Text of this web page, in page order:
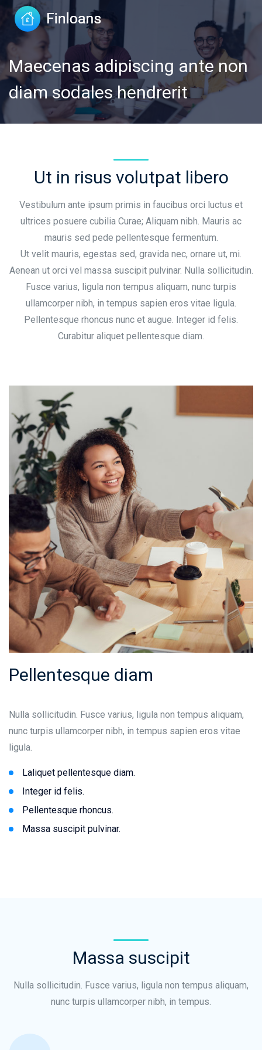
Maecenas adipiscing ante non
diam sodales hendrerit
Ut in risus volutpat libero
Vestibulum ante ipsum primis in faucibus orci luctus et
ultrices posuere cubilia Curae; Aliquam nibh. Mauris ac
mauris sed pede pellentesque fermentum.
Ut velit mauris, egestas sed, gravida nec, ornare ut, mi.
Aenean ut orci vel massa suscipit pulvinar. Nulla sollicitudin.
Fusce varius, ligula non tempus aliquam, nunc turpis
ullamcorper nibh, in tempus sapien eros vitae ligula.
Pellentesque rhoncus nunc et augue. Integer id felis.
Curabitur aliquet pellentesque diam.
Pellentesque diam
Nulla sollicitudin. Fusce varius, ligula non tempus aliquam,
nunc turpis ullamcorper nibh, in tempus sapien eros vitae
ligula.
Laliquet pellentesque diam.
Integer id felis.
Pellentesque rhoncus.
Massa suscipit pulvinar.
Massa suscipit
Nulla sollicitudin. Fusce varius, ligula non tempus aliquam,
nunc turpis ullamcorper nibh, in tempus.